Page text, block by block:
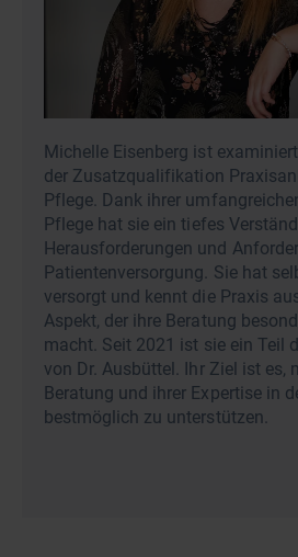
Michelle Eisenberg ist
der Zusatzqualifikation
Pflege. Dank ihrer
Pflege hat sie ein tiefes
Herausforderungen und
Patientenversorgung. Sie hat
versorgt und kennt die Praxis
Aspekt, der ihre Beratung
macht. Seit 2021 ist sie ein Teil
von Dr. Ausbüttel. Ihr Ziel ist es,
Beratung und ihrer Expertise in
bestmöglich zu unterstützen.